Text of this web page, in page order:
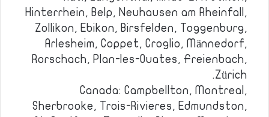
Hinterrhein, Belp, Neuhausen am Rheinfall,
Zollikon, Ebikon, Birsfelden, Toggenburg,
Arlesheim, Coppet, Croglio, Männedorf,
Rorschach, Plan-les-Ouates, Freienbach,
Zürich.
Canada: Campbellton, Montreal,
Sherbrooke, Trois-Rivieres, Edmundston,